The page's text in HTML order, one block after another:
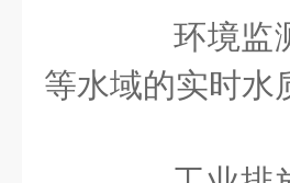
环境监测‌
等水域的实时水